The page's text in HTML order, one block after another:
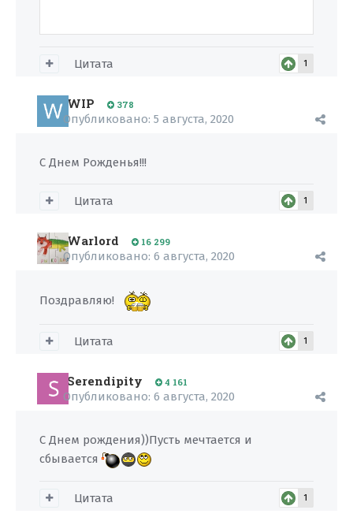
1
Цитата
WIP 378
Опубликовано: 5 августа, 2020
С Днем Рожденья!!!
1
Цитата
Warlord 16 299
Опубликовано: 6 августа, 2020
Поздравляю!
1
Цитата
Serendipity 4 161
Опубликовано: 6 августа, 2020
C Днем рождения))Пусть мечтается и
сбывается
1
Цитата